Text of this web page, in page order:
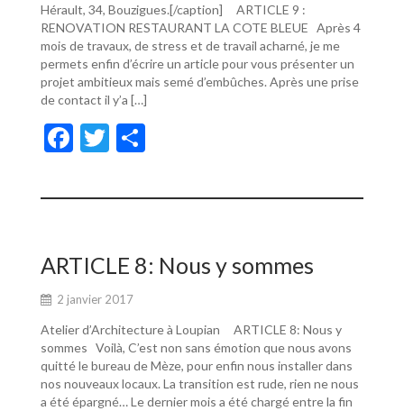
Hérault, 34, Bouzigues.[/caption] ARTICLE 9 :
RENOVATION RESTAURANT LA COTE BLEUE Après 4
mois de travaux, de stress et de travail acharné, je me
permets enfin d’écrire un article pour vous présenter un
projet ambitieux mais semé d’embûches. Après une prise
de contact il y’a […]
F
e
o
o
k
T
itt ta
er
ARTICLE 8: Nous y sommes
2 janvier 2017
Atelier d’Architecture à Loupian ARTICLE 8: Nous y
sommes Voilà, C’est non sans émotion que nous avons
quitté le bureau de Mèze, pour enfin nous installer dans
nos nouveaux locaux. La transition est rude, rien ne nous
a été épargné… Le dernier mois a été chargé entre la fin